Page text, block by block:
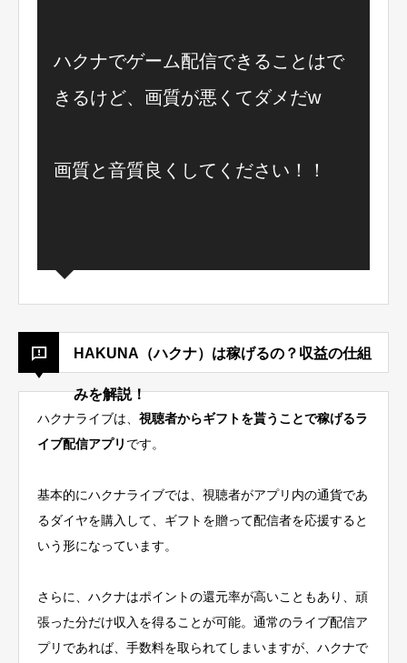
ハクナでゲーム配信できることはで
きるけど、画質が悪くてダメだw
画質と音質良くしてください！！
HAKUNA（ハクナ）は稼げるの？収益の仕組
みを解説！
ハクナライブは、 視聴者からギフトを貰うことで稼げるラ
イブ配信アプリ です。
基本的にハクナライブでは、視聴者がアプリ内の通貨であ
るダイヤを購入して、ギフトを贈って配信者を応援すると
いう形になっています。
さらに、ハクナはポイントの還元率が高いこともあり、頑
張った分だけ収入を得ることが可能。通常のライブ配信ア
プリであれば、手数料を取られてしまいますが、 ハクナで